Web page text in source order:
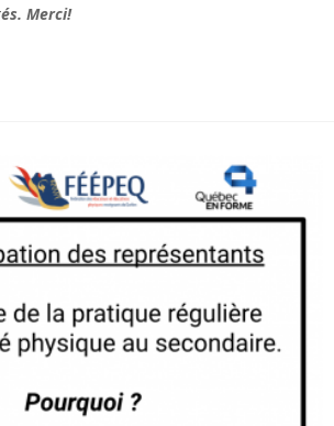
Merci!